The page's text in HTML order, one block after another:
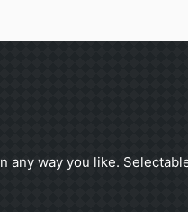
any way you like.